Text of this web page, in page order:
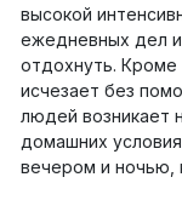
высокой
ежедневных дел
отдохнуть. Кроме
исчезает без
людей возникает
домашних
вечером и ночью,